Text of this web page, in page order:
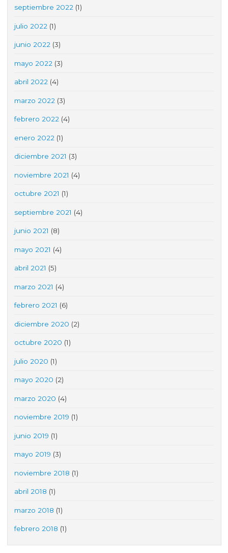
septiembre 2022 (1)
julio 2022 (1)
junio 2022 (3)
mayo 2022 (3)
abril 2022 (4)
marzo 2022 (3)
febrero 2022 (4)
enero 2022 (1)
diciembre 2021 (3)
noviembre 2021 (4)
octubre 2021 (1)
septiembre 2021 (4)
junio 2021 (8)
mayo 2021 (4)
abril 2021 (5)
marzo 2021 (4)
febrero 2021 (6)
diciembre 2020 (2)
octubre 2020 (1)
julio 2020 (1)
mayo 2020 (2)
marzo 2020 (4)
noviembre 2019 (1)
junio 2019 (1)
mayo 2019 (3)
noviembre 2018 (1)
abril 2018 (1)
marzo 2018 (1)
febrero 2018 (1)